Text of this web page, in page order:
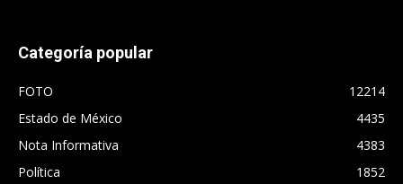
Categoría popular
FOTO
12214
Estado de México
4435
Nota Informativa
4383
Política
1852